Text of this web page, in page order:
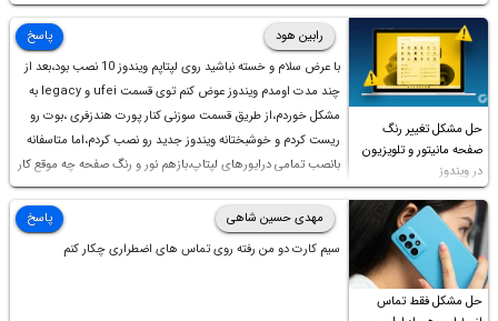
حل مشکل تغییر رنگ
صفحه مانیتور و تلویزیون
در ویندوز
رابین هود
با عرض سلام و خسته نباشید روی لپتاپم ویندوز 10 نصب بود،بعد از
چند مدت اومدم ویندوز عوض کنم توی قسمت ufei و legacy به
مشکل خوردم،از طریق قسمت سوزنی کنار پورت هندزفری ،بوت رو
ریست کردم و خوشبختانه ویندوز جدید رو نصب کردم،اما متاسفانه
بانصب تمامی درایورهای لپتاپ،بازهم نور و رنگ صفحه چه موقع کار
چه موقع پخش فیلم مثل سابق نیست(نور زیاده و بی کیفیت)،با
ابدیت کردن کارت گرافیک،کالیبره کردن و غیره هم نور و رنگ درست
نشد (انگار تصویر ماته)، خواهشمند است راهنمایی فرمایید باتشکر
پاسخ
حل مشکل فقط تماس
مهدی حسین شاهی
سیم کارت دو من رفته روی تماس های اضطراری چکار کنم
پاسخ